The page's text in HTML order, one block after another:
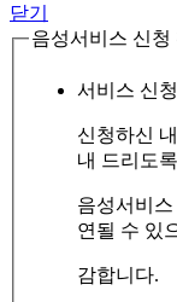
닫기
음성서비스 신청
서비스 신
신청하신
내 드리도
음성서비
연될 수 있
감합니다.